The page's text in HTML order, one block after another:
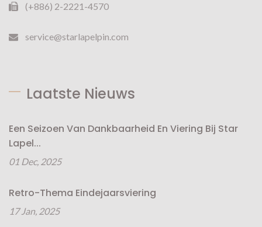
(+886) 2-2221-4570
service@starlapelpin.com
Laatste Nieuws
Een Seizoen Van Dankbaarheid En Viering Bij Star
Lapel...
01 Dec, 2025
Retro-Thema Eindejaarsviering
17 Jan, 2025